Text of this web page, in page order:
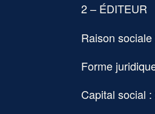
2 – ÉDITEUR
Raison
Forme
Capital social